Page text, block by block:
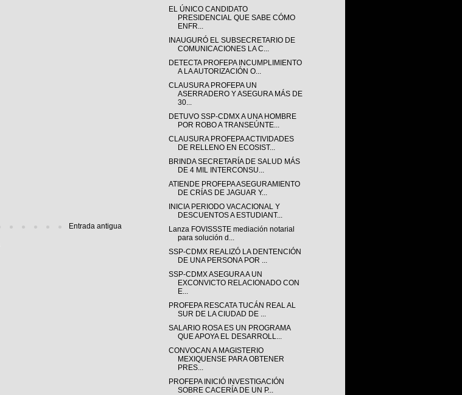
Entrada antigua
EL ÚNICO CANDIDATO
PRESIDENCIAL QUE SABE CÓMO
ENFR...
INAUGURÓ EL SUBSECRETARIO DE
COMUNICACIONES LA C...
DETECTA PROFEPA INCUMPLIMIENTO
A LA AUTORIZACIÓN O...
CLAUSURA PROFEPA UN
ASERRADERO Y ASEGURA MÁS DE
30...
DETUVO SSP-CDMX A UNA HOMBRE
POR ROBO A TRANSEÚNTE...
CLAUSURA PROFEPA ACTIVIDADES
DE RELLENO EN ECOSIST...
BRINDA SECRETARÍA DE SALUD MÁS
DE 4 MIL INTERCONSU...
ATIENDE PROFEPA ASEGURAMIENTO
DE CRÍAS DE JAGUAR Y...
INICIA PERIODO VACACIONAL Y
DESCUENTOS A ESTUDIANT...
Lanza FOVISSSTE mediación notarial
para solución d...
SSP-CDMX REALIZÓ LA DENTENCIÓN
DE UNA PERSONA POR ...
SSP-CDMX ASEGURA A UN
EXCONVICTO RELACIONADO CON
E...
PROFEPA RESCATA TUCÁN REAL AL
SUR DE LA CIUDAD DE ...
SALARIO ROSA ES UN PROGRAMA
QUE APOYA EL DESARROLL...
CONVOCAN A MAGISTERIO
MEXIQUENSE PARA OBTENER
PRES...
PROFEPA INICIÓ INVESTIGACIÓN
SOBRE CACERÍA DE UN P...